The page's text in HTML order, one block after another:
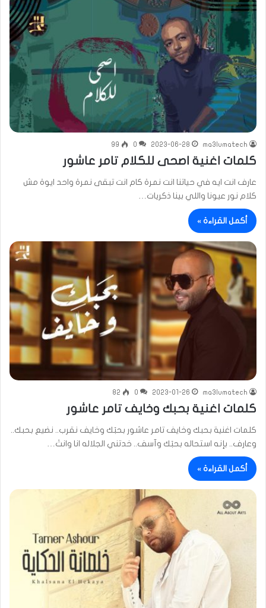
ma3lumatech
2023-06-28
0
99
كلمات اغنية اصحى للكلام تامر عاشور
عارف انت ايه في حياتنا انت نمرة كام انت تبقى نمرة واحد ايوة مش
كلام نور عيونا واللي بينا ذكريات…
أكمل القراءة »
ma3lumatech
2023-01-26
0
82
كلمات اغنية بحبك وخايف تامر عاشور
كلمات اغنية بحبك وخايف تامر عاشور بحبَك وخايف نقرب.. نضيع بحبك..
وعارف.. بإنه استحاله بحبَك وآسف.. خدتني الجلاله انا وانتَ…
أكمل القراءة »